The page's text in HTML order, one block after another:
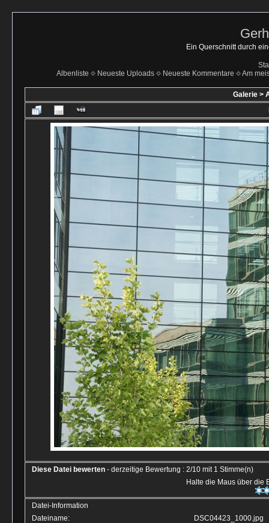
Ein Querschnitt durch
Albenliste
Neueste Uploads Neueste Kommentare Am
Galerie >
Diese Datei bewerten - derzeitige Bewertung : 2/10 mit 1 Stimme(n)
Halte die Maus über die
Datei-Information
Dateiname:
DSC04423_1000.jpg